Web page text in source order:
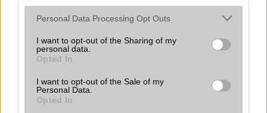
Please note that this website/app uses one or more Google
not limited to your visit or usage behaviour. You may click to
grant or deny consent to Google and its third-party tags to
use your data for below specified purposes in below Google
consent section.
Personal Data Processing Opt Outs
I want to opt-out of the Sharing of my
personal data.
Opted In
I want to opt-out of the Sale of my
Personal Data.
Opted In
funkció, amely észrevétlenül könnyíti
meg a mindennapokat
2026.06.14 | Android Police
Sok felhasználó külön alkalmazásokra esküszik, pedig az
Android már évek óta olyan intelligens funkciókat kínál,
Ez a rejtett Samsung funkció teljesen